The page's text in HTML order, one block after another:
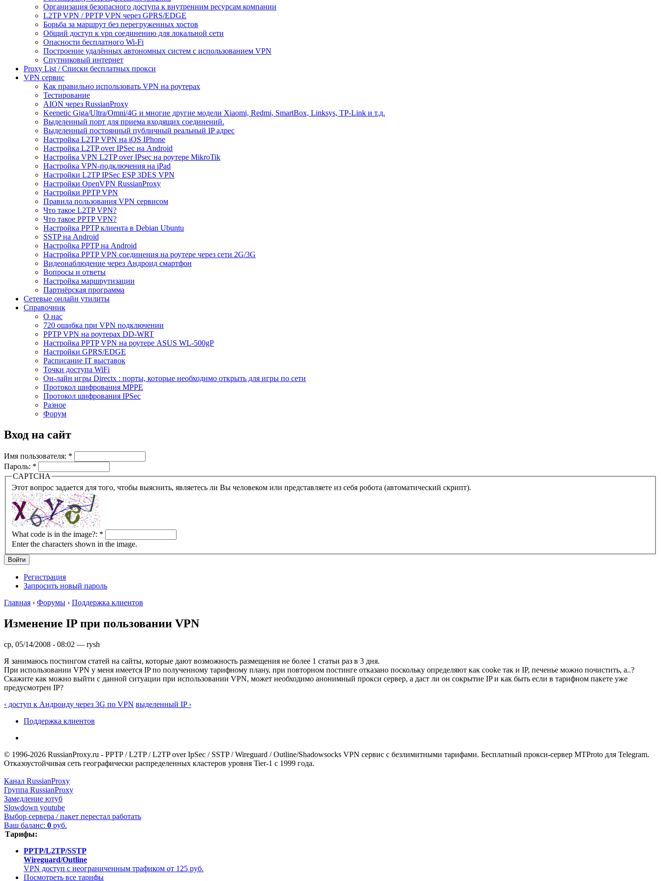
Организация безопасного доступа к внутренним ресурсам компании
L2TP VPN / PPTP VPN через GPRS/EDGE
Борьба за маршрут без перегруженных хостов
Общий доступ к vpn соединению для локальной сети
Опасности бесплатного Wi-Fi
Построение удалённых автономных систем с использованием VPN
Спутниковый интернет
Proxy List / Списки бесплатных прокси
VPN сервис
Как правильно использовать VPN на роутерах
Тестирование
AION через RussianProxy
Keenetic Giga/Ultra/Omni/4G и многие другие модели Xiaomi, Redmi, SmartBox, Linksys, TP-Link и т.д.
Выделенный порт для приема входящих соединений.
Выделенный постоянный публичный реальный IP адрес
Настройка L2TP VPN на iOS IPhone
Настройка L2TP over IPSec на Android
Настройка VPN L2TP over IPsec на роутере MikroTik
Настройка VPN-подключения на iPad
Настройки L2TP IPSec ESP 3DES VPN
Настройки OpenVPN RussianProxy
Настройки PPTP VPN
Правила пользования VPN сервисом
Что такое L2TP VPN?
Что такое PPTP VPN?
Настройка PPTP клиента в Debian Ubuntu
SSTP на Android
Настройка PPTP на Android
Настройка PPTP VPN соединения на роутере через сети 2G/3G
Видеонаблюдение через Андроид смартфон
Вопросы и ответы
Настройка маршрутизации
Партнёрская программа
Сетевые онлайн утилиты
Справочник
О нас
720 ошибка при VPN подключении
PPTP VPN на роутерах DD-WRT
Настройка PPTP VPN на роутере ASUS WL-500gP
Настройки GPRS/EDGE
Расписание IT выставок
Точки доступа WiFi
Он-лайн игры Directx : порты, которые необходимо открыть для игры по сети
Протокол шифрования MPPE
Протокол шифрования IPSec
Разное
Форум
Вход на сайт
Имя пользователя: *
Пароль: *
CAPTCHA
Этот вопрос задается для того, чтобы выяснить, являетесь ли Вы человеком или представляете из себя робота (автоматический скрипт).
What code is in the image?: *
Enter the characters shown in the image.
Регистрация
Запросить новый пароль
Главная › Форумы › Поддержка клиентов
Изменение IP при пользовании VPN
ср, 05/14/2008 - 08:02 — rysh
Я занимаюсь постингом статей на сайты, которые дают возможность размещения не более 1 статьи раз в 3 дня.
При использовании VPN у меня имеется IP по полученному тарифному плану, при повторном постинге отказано поскольку определяют как cooke так и IP, печенье можно почистить, а..?
Скажите как можно выйти с данной ситуации при использовании VPN, может необходимо анонимный прокси сервер, а даст ли он сокрытие IP и как быть если в тарифном пакете уже
предусмотрен IP?
‹ доступ к Андроиду через 3G по VPN выделенный IP ›
Поддержка клиентов
© 1996-2026 RussianProxy.ru - PPTP / L2TP / L2TP over IpSec / SSTP / Wireguard / Outline/Shadowsocks VPN сервис с безлимитными тарифами. Бесплатный прокси-сервер MTProto для Telegram.
Отказоустойчивая сеть географически распределенных кластеров уровня Tier-1 с 1999 года.
Канал RussianProxy
Группа RussianProxy
Замедление ютуб
Slowdown youtube
Выбор сервера / пакет перестал работать
Ваш баланс: 0 руб.
Тарифы:
PPTP/L2TP/SSTP
Wireguard/Outline
VPN доступ с неограниченным трафиком от 125 руб.
Посмотреть все тарифы